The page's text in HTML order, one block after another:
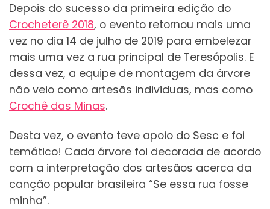
Depois do sucesso da primeira edição do
Crocheterê 2018, o evento retornou mais uma
vez no dia 14 de julho de 2019 para embelezar
mais uma vez a rua principal de Teresópolis. E
dessa vez, a equipe de montagem da árvore
não veio como artesãs individuas, mas como
Crochê das Minas.
Desta vez, o evento teve apoio do Sesc e foi
temático! Cada árvore foi decorada de acordo
com a interpretação dos artesãos acerca da
canção popular brasileira “Se essa rua fosse
minha”.